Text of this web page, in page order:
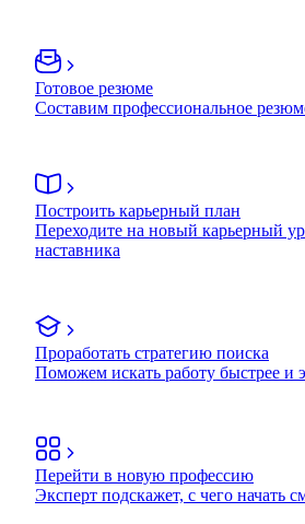
Готовое резюме
Составим профессиональное
Построить карьерный план
Переходите на новый карьерный
наставника
Проработать стратегию поиска
Поможем искать работу быстрее и
Перейти в новую профессию
Эксперт подскажет, с чего начать